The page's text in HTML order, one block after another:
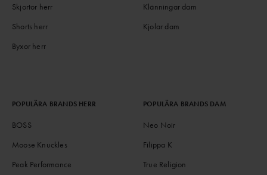
Skjortor herr
Shorts herr
Byxor herr
Klänningar dam
Kjolar dam
POPULÄRA BRANDS HERR
BOSS
Moose Knuckles
Peak Performance
POPULÄRA BRANDS DAM
Neo Noir
Filippa K
True Religion